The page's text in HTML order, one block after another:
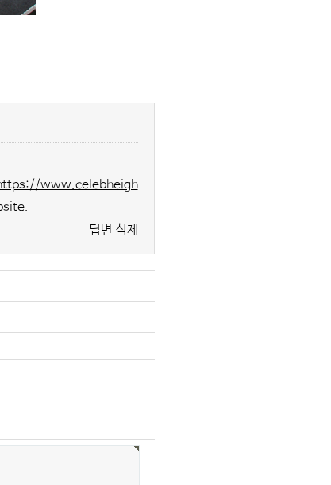
www.celebheigh
답변 삭제